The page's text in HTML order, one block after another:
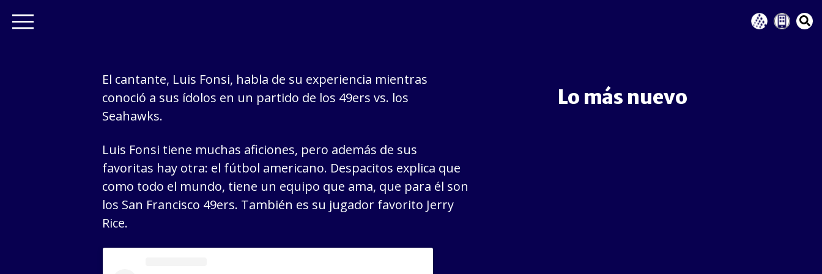
El cantante, Luis Fonsi, habla de su experiencia mientras
conoció a sus ídolos en un partido de los 49ers vs. los
Seahawks.
Luis Fonsi tiene muchas aficiones, pero además de sus
favoritas hay otra: el fútbol americano. Despacitos explica que
como todo el mundo, tiene un equipo que ama, que para él son
los San Francisco 49ers. También es su jugador favorito Jerry
Rice.
Lo más nuevo